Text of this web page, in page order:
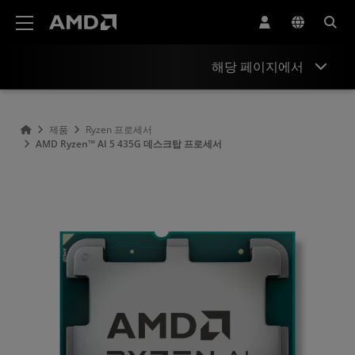
해당 페이지에서
제품
Ryzen 프로세서
AMD Ryzen™ AI 5 435G 데스크탑 프로세서